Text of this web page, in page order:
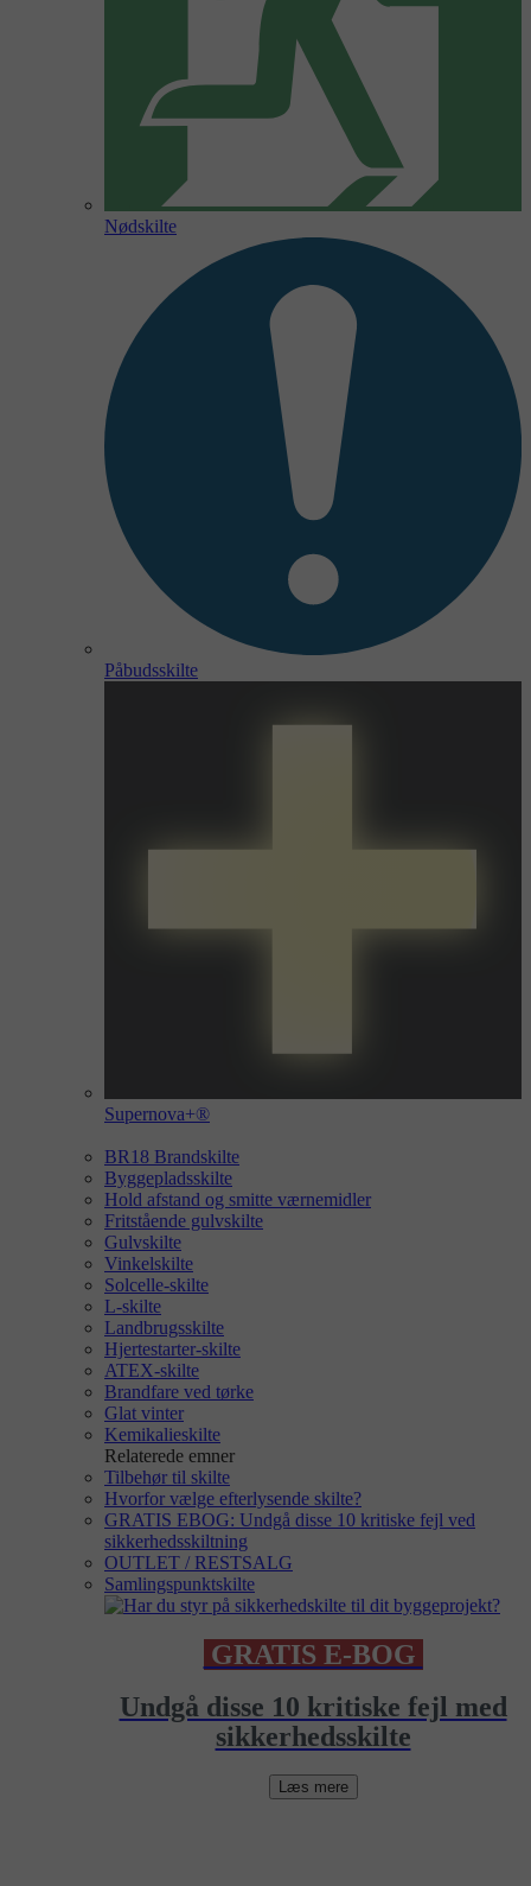
Nødskilte
Påbudsskilte
Supernova+®
BR18 Brandskilte
Byggepladsskilte
Hold afstand og smitte værnemidler
Fritstående gulvskilte
Gulvskilte
Vinkelskilte
Solcelle-skilte
L-skilte
Landbrugsskilte
Hjertestarter-skilte
ATEX-skilte
Brandfare ved tørke
Glat vinter
Kemikalieskilte
Relaterede emner
Tilbehør til skilte
Hvorfor vælge efterlysende skilte?
GRATIS EBOG: Undgå disse 10 kritiske fejl ved
sikkerhedsskiltning
OUTLET / RESTSALG
Samlingspunktskilte
GRATIS E-BOG
Undgå disse 10 kritiske fejl med
sikkerhedsskilte
Læs mere